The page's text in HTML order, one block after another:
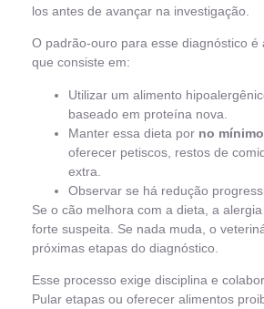
los antes de avançar na investigação.
O padrão-ouro para esse diagnóstico é
que consiste em:
Utilizar um alimento
baseado em proteína nova.
Manter essa dieta por no
oferecer petiscos, restos de
extra.
Observar se há redução
Se o cão melhora com a dieta, a
forte suspeita. Se nada muda, o
próximas etapas do diagnóstico.
Esse processo exige disciplina e
Pular etapas ou oferecer alimentos